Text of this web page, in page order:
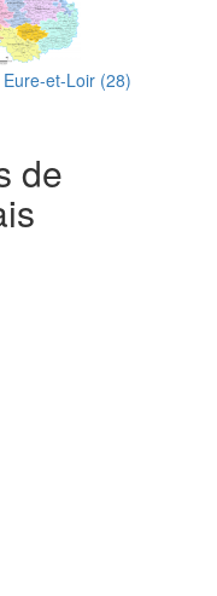
et-Loir (28)
de